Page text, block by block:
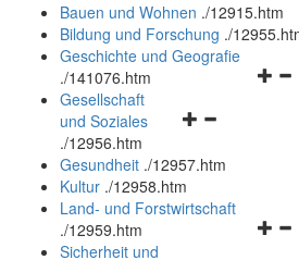
Bauen und Wohnen ./12915.htm
Bildung und Forschung ./
Geschichte und Geografie
./141076.htm
Navigationsmenü
und
schließen
Gesellschaft
und Soziales
./12956.htm
Gesundheit ./12957.htm
Kultur ./12958.htm
Land- und Forstwirtschaft
./12959.htm
Sicherheit und